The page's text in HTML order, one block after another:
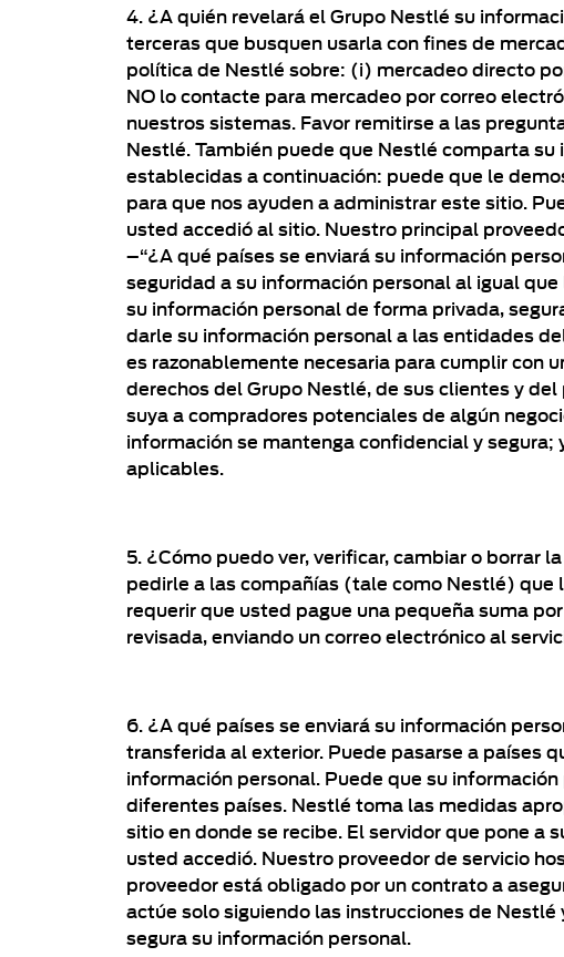
4. ¿A quién revelará el Grupo Nestlé su
terceras que busquen usarla con fines de
política de Nestlé sobre: (i) mercadeo directo
NO lo contacte para mercadeo por correo
nuestros sistemas. Favor remitirse a las
Nestlé. También puede que Nestlé comparta
establecidas a continuación: puede que le
para que nos ayuden a administrar este sitio.
usted accedió al sitio. Nuestro principal
–“¿A qué países se enviará su información
seguridad a su información personal al igual
su información personal de forma privada,
darle su información personal a las entidades
es razonablemente necesaria para cumplir con
derechos del Grupo Nestlé, de sus clientes y
suya a compradores potenciales de algún
información se mantenga confidencial y
aplicables.
5. ¿Cómo puedo ver, verificar, cambiar o borrar
pedirle a las compañías (tale como Nestlé)
requerir que usted pague una pequeña suma
revisada, enviando un correo electrónico al
6. ¿A qué países se enviará su información
transferida al exterior. Puede pasarse a países
información personal. Puede que su
diferentes países. Nestlé toma las medidas
sitio en donde se recibe. El servidor que pone
usted accedió. Nuestro proveedor de servicio
proveedor está obligado por un contrato a
actúe solo siguiendo las instrucciones de
segura su información personal.